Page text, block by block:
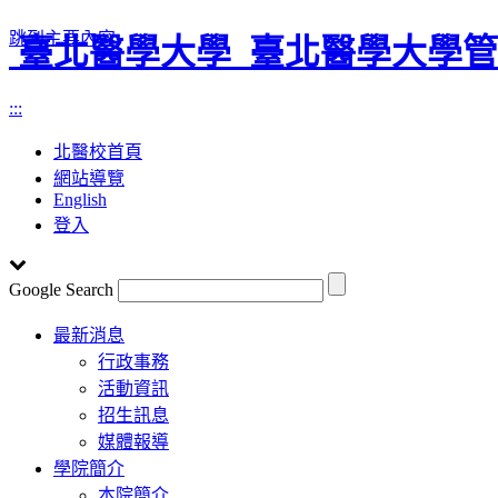
跳到主要內容
臺北醫學大學 臺北醫學大學
:::
北醫校首頁
網站導覽
English
登入
Google Search
Toggle
navigation
最新消息
行政事務
活動資訊
招生訊息
媒體報導
學院簡介